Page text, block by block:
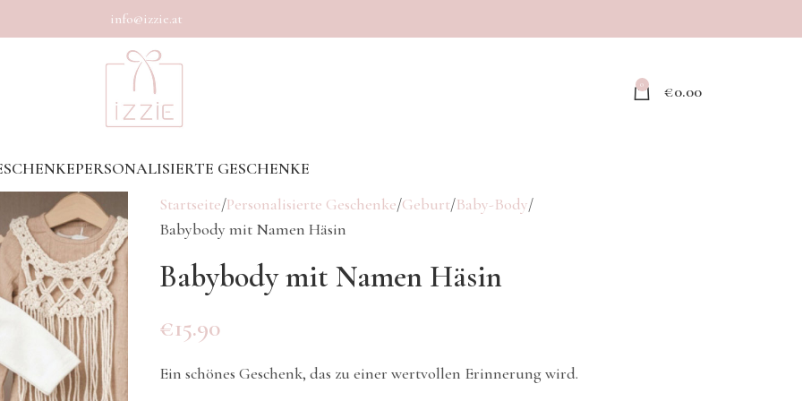
info@izzie.at
0 €0.00
PERSONALISIERTE GESCHENKE
Startseite Personalisierte Geschenke Geburt Baby-Body
Babybody mit Namen Häsin
Babybody mit Namen Häsin
€15.90
Ein schönes Geschenk, das zu einer wertvollen Erinnerung wird.